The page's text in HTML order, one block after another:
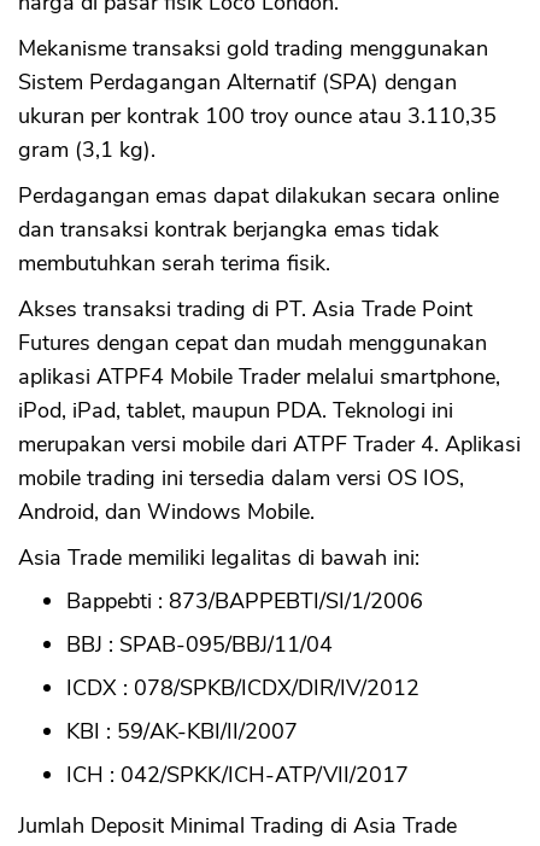
Mekanisme transaksi gold trading menggunakan
Sistem Perdagangan Alternatif (SPA) dengan
ukuran per kontrak 100 troy ounce atau 3.110,35
gram (3,1 kg).
Perdagangan emas dapat dilakukan secara online
dan transaksi kontrak berjangka emas tidak
membutuhkan serah terima fisik.
Akses transaksi trading di PT. Asia Trade Point
Futures dengan cepat dan mudah menggunakan
aplikasi ATPF4 Mobile Trader melalui smartphone,
iPod, iPad, tablet, maupun PDA. Teknologi ini
merupakan versi mobile dari ATPF Trader 4. Aplikasi
mobile trading ini tersedia dalam versi OS IOS,
Android, dan Windows Mobile.
Asia Trade memiliki legalitas di bawah ini:
Bappebti : 873/BAPPEBTI/SI/1/2006
BBJ : SPAB-095/BBJ/11/04
ICDX : 078/SPKB/ICDX/DIR/IV/2012
KBI : 59/AK-KBI/II/2007
ICH : 042/SPKK/ICH-ATP/VII/2017
Jumlah Deposit Minimal Trading di Asia Trade
OK
CANCEL